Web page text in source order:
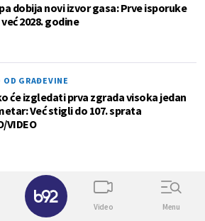
dobija novi izvor gasa: Prve isporuke
2028. godine
OD GRAĐEVINE
će izgledati prva zgrada visoka jedan
Već stigli do 107. sprata
VIDEO
Video Menu
✕